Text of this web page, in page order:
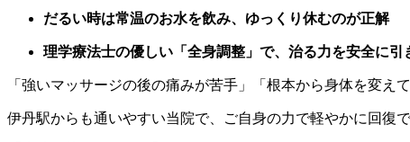
だるい時は常温のお水を飲み、ゆっくり休むのが正解
理学療法士の優しい「全身調整」で、治る力を安全に引
「強いマッサージの後の痛みが苦手」「根本から身体を変え
伊丹駅からも通いやすい当院で、ご自身の力で軽やかに回復